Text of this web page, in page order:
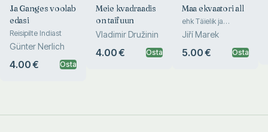
Ja Ganges voolab
edasi
Reisipilte Indiast
Günter Nerlich
4.00 € Osta
Meie kvadraadis
on taifuun
Vladimir Družinin
4.00 € Osta
Maa ekvaatori all
ehk Täielik ja
üksikasjaline
kirjeldus reisist
Jaava ja Bali
Jiří Marek
5.00 € Osta